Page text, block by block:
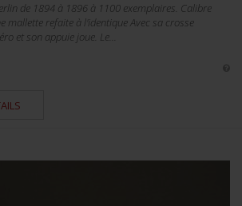
de 1894 à 1896 à 1100 exemplaires. Calibre
mallette refaite à l'identique Avec sa crosse
et son appuie joue. Le...